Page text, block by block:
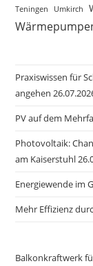
Teningen
Umkirch
Praxiswissen für
angehen
PV auf dem
Photovoltaik:
am Kaiserstuhl
Energiewende im
Mehr Effizienz
Balkonkraftwerk